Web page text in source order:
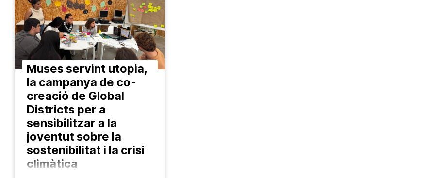
Muses servint utopia,
la campanya de co-
creació de Global
Districts per a
sensibilitzar a la
joventut sobre la
sostenibilitat i la crisi
climàtica